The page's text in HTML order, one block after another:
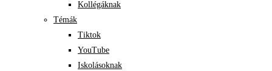
Kollégáknak
Témák
Tiktok
YouTube
Iskolásoknak